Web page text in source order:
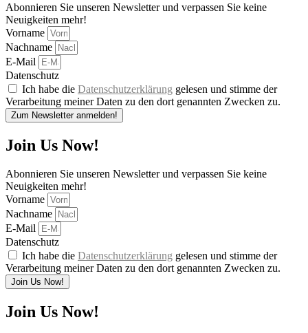
Abonnieren Sie unseren Newsletter und verpassen Sie keine
Neuigkeiten mehr!
Vorname
Nachname
E-Mail
Datenschutz
Ich habe die Datenschutzerklärung gelesen und stimme der
Verarbeitung meiner Daten zu den dort genannten Zwecken zu.
Zum Newsletter anmelden!
Join Us Now!
Abonnieren Sie unseren Newsletter und verpassen Sie keine
Neuigkeiten mehr!
Vorname
Nachname
E-Mail
Datenschutz
Ich habe die Datenschutzerklärung gelesen und stimme der
Verarbeitung meiner Daten zu den dort genannten Zwecken zu.
Join Us Now!
Join Us Now!